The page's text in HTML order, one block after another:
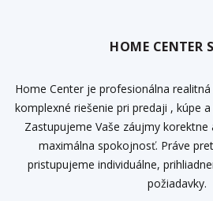
HOME CENTER
Home Center je profesionálna
komplexné riešenie pri predaji , kúpe
Zastupujeme Vaše záujmy korektne
maximálna spokojnosť. Práve
pristupujeme individuálne,
požiadavky.